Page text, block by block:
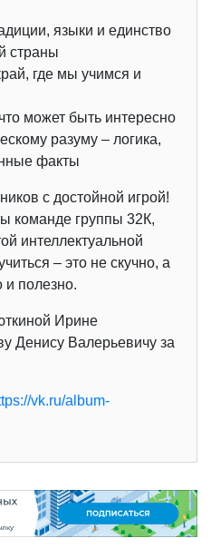
языки и единство
страны
где мы учимся и
может быть интересно
разуму – логика,
факты
с достойной игрой!
команде группы 32К,
интеллектуальной
– это не скучно, а
и полезно.
Ирине
Денису Валерьевичу за
vk.ru/album-